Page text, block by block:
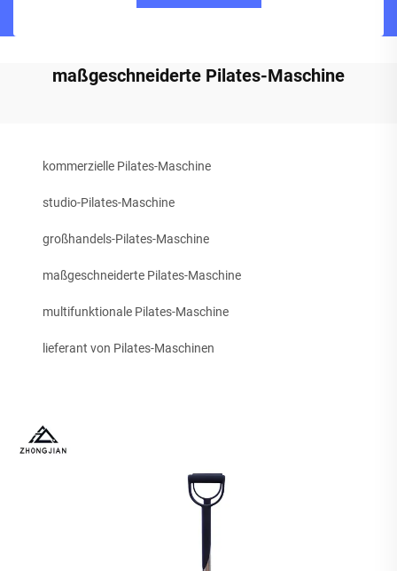
maßgeschneiderte Pilates-Maschine
kommerzielle Pilates-Maschine
studio-Pilates-Maschine
großhandels-Pilates-Maschine
maßgeschneiderte Pilates-Maschine
multifunktionale Pilates-Maschine
lieferant von Pilates-Maschinen